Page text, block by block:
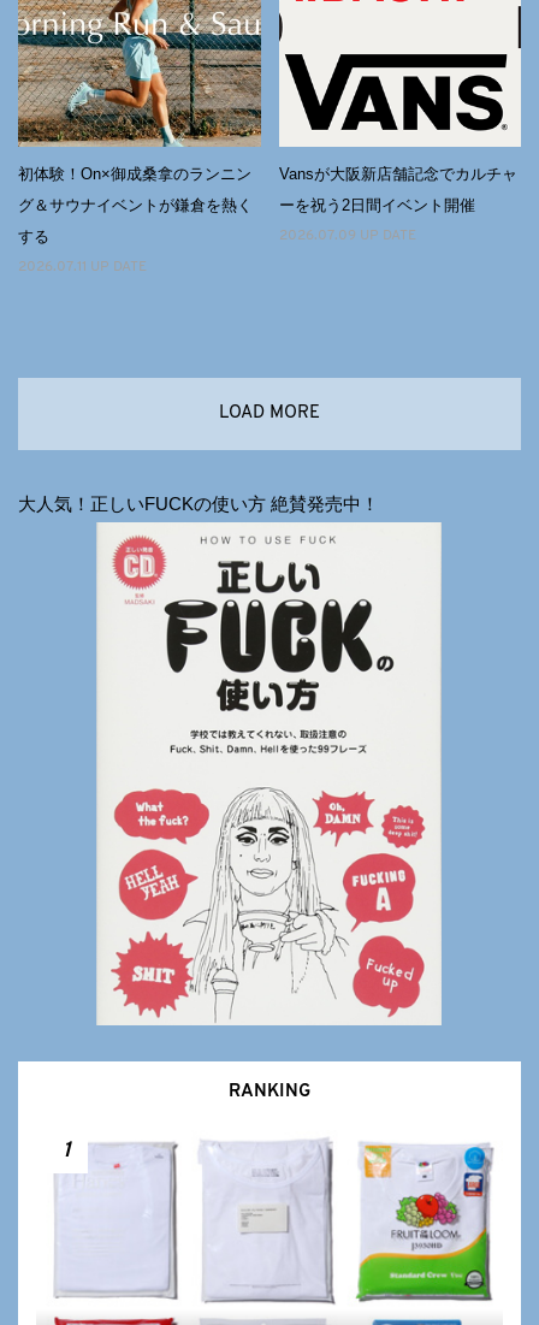
初体験！On×御成桑拿のランニン
グ＆サウナイベントが鎌倉を熱く
する
2026.07.11 UP DATE
Vansが大阪新店舗記念でカルチャ
ーを祝う2日間イベント開催
2026.07.09 UP DATE
LOAD MORE
大人気！正しいFUCKの使い方 絶賛発売中！
RANKING
1